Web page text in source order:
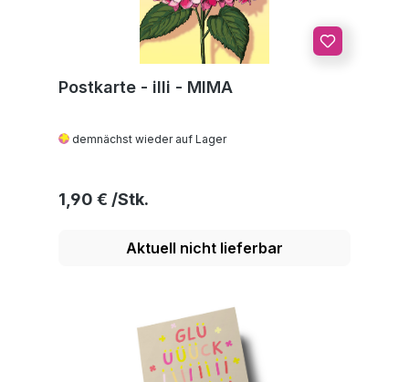
Postkarte - illi - MIMA
demnächst wieder auf Lager
Regulärer Preis:
1,90 €
Aktuell nicht lieferbar